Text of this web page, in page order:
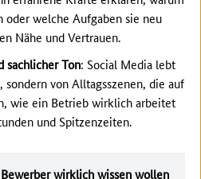
welche Aufgaben sie neu
Nähe und Vertrauen.
sachlicher Ton: Social Media lebt
von Alltagsszenen, die auf
wie ein Betrieb wirklich arbeitet
und Spitzenzeiten.
wirklich wissen wollen